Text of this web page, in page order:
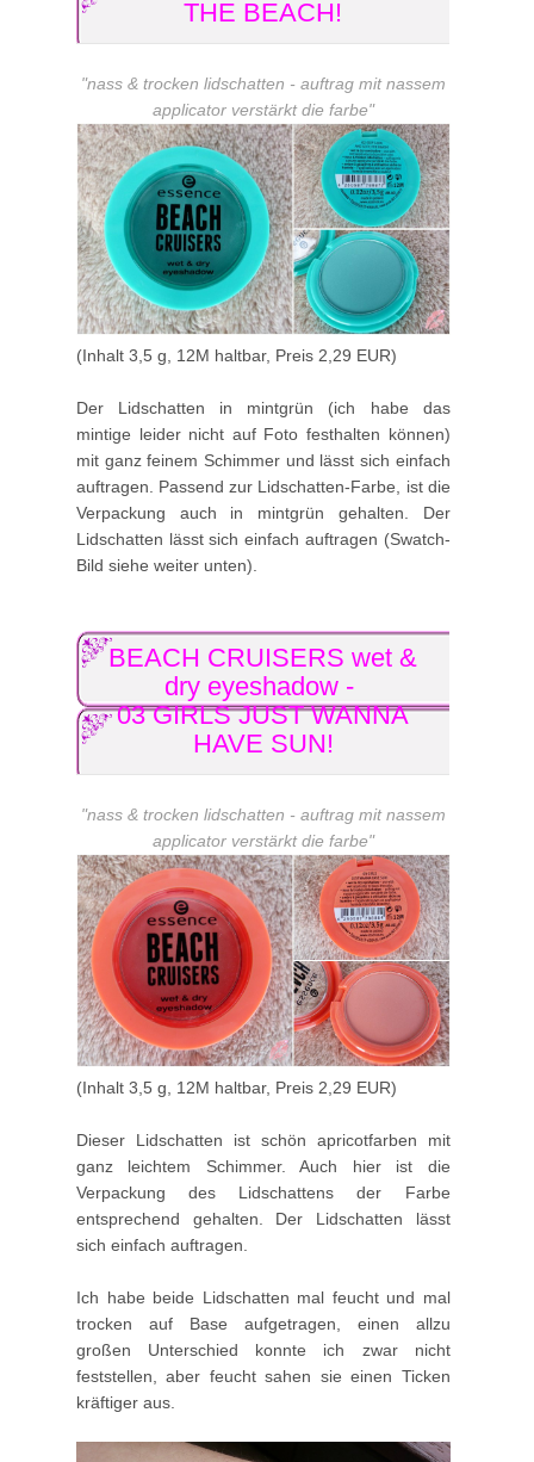
THE BEACH!
"nass & trocken lidschatten - auftrag mit nassem
applicator verstärkt die farbe"
(Inhalt 3,5 g, 12M haltbar, Preis 2,29 EUR)
Der Lidschatten in mintgrün (ich habe das
mintige leider nicht auf Foto festhalten können)
mit ganz feinem Schimmer und lässt sich einfach
auftragen. Passend zur Lidschatten-Farbe, ist die
Verpackung auch in mintgrün gehalten. Der
Lidschatten lässt sich einfach auftragen (Swatch-
Bild siehe weiter unten).
BEACH CRUISERS wet &
dry eyeshadow -
03 GIRLS JUST WANNA
HAVE SUN!
"nass & trocken lidschatten - auftrag mit nassem
applicator verstärkt die farbe"
(Inhalt 3,5 g, 12M haltbar, Preis 2,29 EUR)
Dieser Lidschatten ist schön apricotfarben mit
ganz leichtem Schimmer. Auch hier ist die
Verpackung des Lidschattens der Farbe
entsprechend gehalten. Der Lidschatten lässt
sich einfach auftragen.
Ich habe beide Lidschatten mal feucht und mal
trocken auf Base aufgetragen, einen allzu
großen Unterschied konnte ich zwar nicht
feststellen, aber feucht sahen sie einen Ticken
kräftiger aus.